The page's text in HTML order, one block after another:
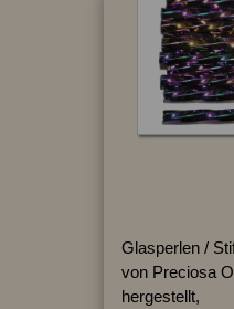
Glasperlen /
von Preciosa
hergestellt,